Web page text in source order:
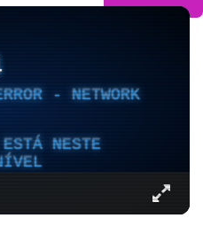
- NETWORK
NESTE